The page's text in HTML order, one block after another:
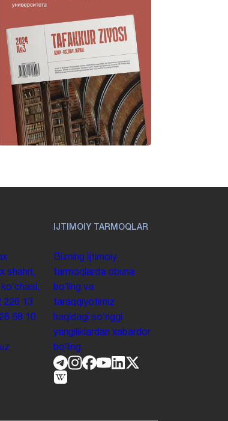
shahri,
226 13
68 10
IJTIMOIY TARMOQLAR
Bizning ijtimoiy
tarmoqlarda obuna
boʻling va
taraqqiyotimiz
haqidagi soʻnggi
yangiliklardan xabardor
boʻling.